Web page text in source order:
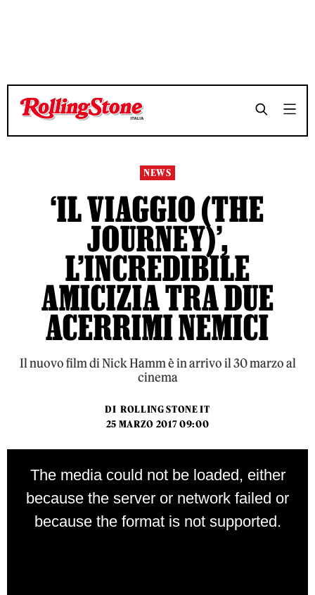
TEMPO DI LETTURA 3 MINUTI SHARE
TEMPO DI LETTURA 3 MINUTI SHARE
NEWS
‘IL VIAGGIO (THE
JOURNEY)’,
L’INCREDIBILE
AMICIZIA TRA DUE
ACERRIMI NEMICI
Il nuovo film di Nick Hamm è in arrivo il 30 marzo al
cinema
DI ROLLING STONE IT
25 MARZO 2017 09:00